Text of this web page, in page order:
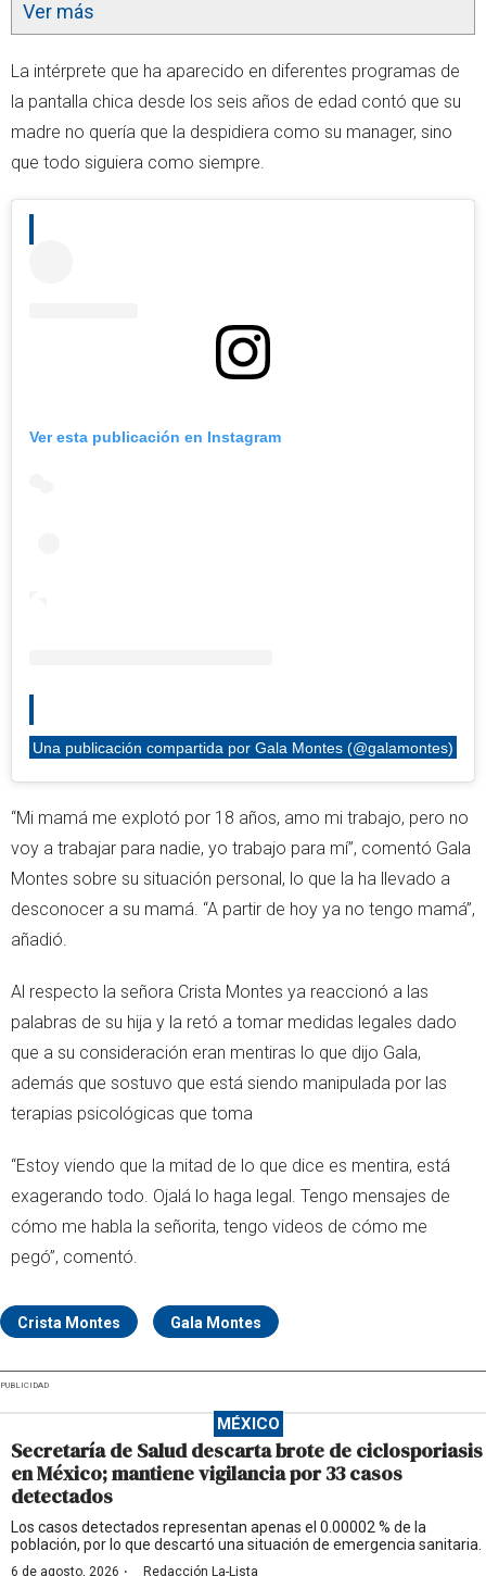
Ver más
La intérprete que ha aparecido en diferentes programas de
la pantalla chica desde los seis años de edad contó que su
madre no quería que la despidiera como su manager, sino
que todo siguiera como siempre.
Ver esta publicación en Instagram
Una publicación compartida por Gala Montes (@galamontes)
“Mi mamá me explotó por 18 años, amo mi trabajo, pero no
voy a trabajar para nadie, yo trabajo para mí”, comentó Gala
Montes sobre su situación personal, lo que la ha llevado a
desconocer a su mamá. “A partir de hoy ya no tengo mamá”,
añadió.
Al respecto la señora Crista Montes ya reaccionó a las
palabras de su hija y la retó a tomar medidas legales dado
que a su consideración eran mentiras lo que dijo Gala,
además que sostuvo que está siendo manipulada por las
terapias psicológicas que toma
“Estoy viendo que la mitad de lo que dice es mentira, está
exagerando todo. Ojalá lo haga legal. Tengo mensajes de
cómo me habla la señorita, tengo videos de cómo me
pegó”, comentó.
Crista Montes Gala Montes
PUBLICIDAD
MÉXICO
Secretaría de Salud descarta brote de ciclosporiasis
en México; mantiene vigilancia por 33 casos
detectados
Los casos detectados representan apenas el 0.00002 % de la
población, por lo que descartó una situación de emergencia sanitaria.
6 de agosto, 2026 Redacción La-Lista